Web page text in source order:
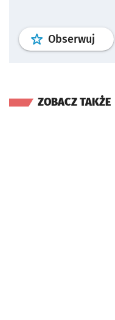
Obserwuj profil
ZOBACZ TAKŻE